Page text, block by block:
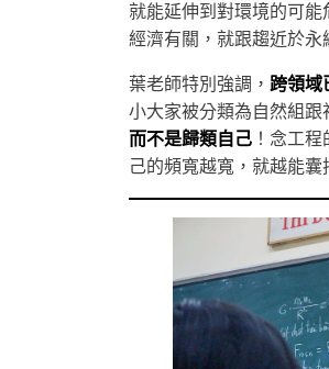
就能延伸到對環境的可
經濟有關，就跟趨近於永
葉老師特別強調， 跨領域
小大家被分類為自然組
而不是歸類自己 ！念工
己的頻寬越寬，就越能囊